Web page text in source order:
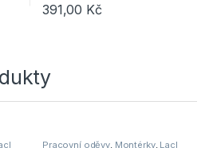
Možnosti lze vybrat na stránce
391,00 Kč
Tento produkt má více
Pracovní oděvy, Montérky, Lacl